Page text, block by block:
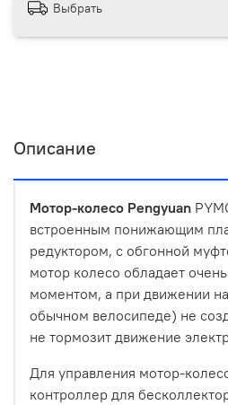
Выбрать
Описание
Мотор-колесо Pengyuan
встроенным понижающим
редуктором, с обгонной
мотор колесо обладает
моментом, а при движении
обычном велосипеде) не
не тормозит движение
Для управления мотор-
контроллер для